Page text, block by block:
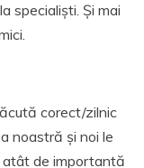
specialiști. Și mai
corect/zilnic
noastră și noi le
atât de importantă